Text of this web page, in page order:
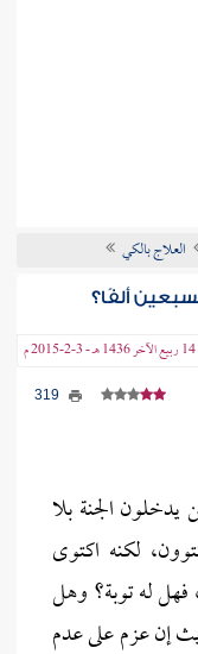
العلاج بالكي
ألفًا؟
الجنة بلا
لكنه اكتوى
فهل له توبة؟ وهل
إن عزم على عدم